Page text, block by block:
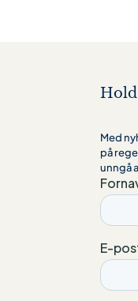
Med
på
unngå